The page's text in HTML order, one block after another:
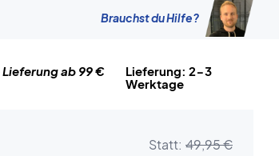
Brauchst du Hilfe?
ab 99 €
Lieferung: 2-3
Werktage
Statt: 49,95 €